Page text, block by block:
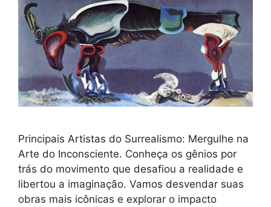
Principais Artistas do Surrealismo: Mergulhe na
Arte do Inconsciente. Conheça os gênios por
trás do movimento que desafiou a realidade e
libertou a imaginação. Vamos desvendar suas
obras mais icônicas e explorar o impacto